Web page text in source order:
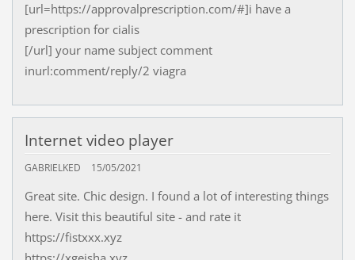
[url=https://approvalprescription.com/#]i have a
prescription for cialis
[/url] your name subject comment
inurl:comment/reply/2 viagra
Internet video player
GABRIELKED 15/05/2021
Great site. Chic design. I found a lot of interesting things
here. Visit this beautiful site - and rate it
https://fistxxx.xyz